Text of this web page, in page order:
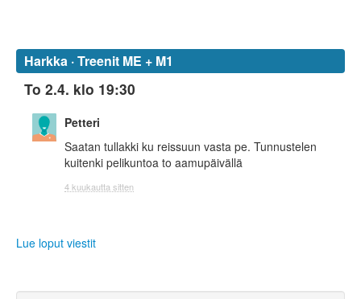
Harkka · Treenit ME + M1
To 2.4. klo 19:30
Petteri
Saatan tullakki ku reissuun vasta pe. Tunnustelen
kuitenki pelikuntoa to aamupäivällä
4 kuukautta sitten
Lue loput viestit